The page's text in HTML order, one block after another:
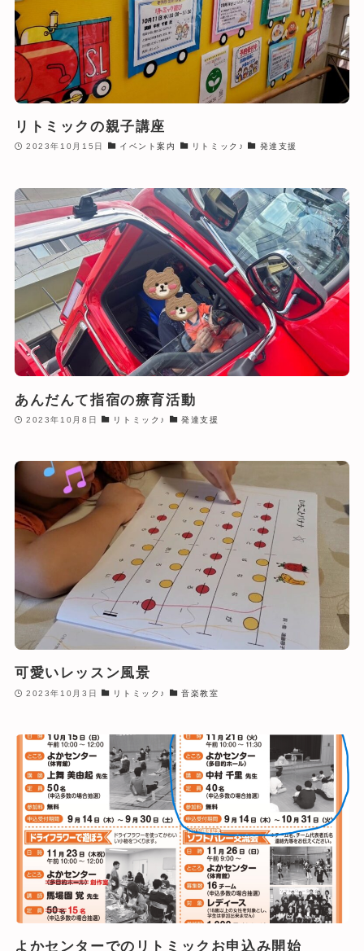
リトミックの親子講座
2023年10月15日 イベント案内 リトミック♪ 発達支援
あんだんて指宿の療育活動
2023年10月8日 リトミック♪ 発達支援
可愛いレッスン風景
2023年10月3日 リトミック♪ 音楽教室
よかセンターでのリトミックお申込み開始